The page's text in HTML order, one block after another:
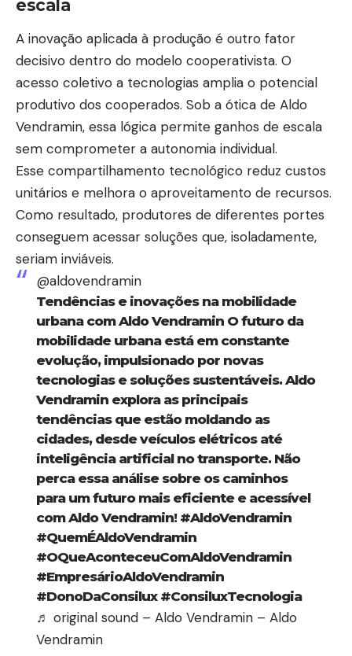
escala
A inovação aplicada à produção é outro fator
decisivo dentro do modelo cooperativista. O
acesso coletivo a tecnologias amplia o potencial
produtivo dos cooperados. Sob a ótica de Aldo
Vendramin, essa lógica permite ganhos de escala
sem comprometer a autonomia individual.
Esse compartilhamento tecnológico reduz custos
unitários e melhora o aproveitamento de recursos.
Como resultado, produtores de diferentes portes
conseguem acessar soluções que, isoladamente,
seriam inviáveis.
@aldovendramin
Tendências e inovações na mobilidade
urbana com Aldo Vendramin O futuro da
mobilidade urbana está em constante
evolução, impulsionado por novas
tecnologias e soluções sustentáveis. Aldo
Vendramin explora as principais
tendências que estão moldando as
cidades, desde veículos elétricos até
inteligência artificial no transporte. Não
perca essa análise sobre os caminhos
para um futuro mais eficiente e acessível
com Aldo Vendramin! #AldoVendramin
#QuemÉAldoVendramin
#OQueAconteceuComAldoVendramin
#EmpresárioAldoVendramin
#DonoDaConsilux #ConsiluxTecnologia
♬ original sound – Aldo Vendramin – Aldo
Vendramin